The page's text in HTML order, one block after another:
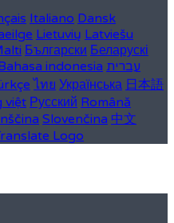
Italiano Dansk
Lietuvių Latviešu
Български Беларускі
indonesia עברית
ไทย Українська 日本語
việt Русский Română
Slovenčina 中文